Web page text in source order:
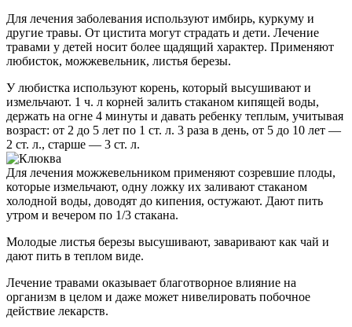
Для лечения заболевания используют имбирь, куркуму и
другие травы. От цистита могут страдать и дети. Лечение
травами у детей носит более щадящий характер. Применяют
любисток, можжевельник, листья березы.
У любистка используют корень, который высушивают и
измельчают. 1 ч. л корней залить стаканом кипящей воды,
держать на огне 4 минуты и давать ребенку теплым, учитывая
возраст: от 2 до 5 лет по 1 ст. л. 3 раза в день, от 5 до 10 лет —
2 ст. л., старше — 3 ст. л.
Для лечения можжевельником применяют созревшие плоды,
которые измельчают, одну ложку их заливают стаканом
холодной воды, доводят до кипения, остужают. Дают пить
утром и вечером по 1/3 стакана.
Молодые листья березы высушивают, заваривают как чай и
дают пить в теплом виде.
Лечение травами оказывает благотворное влияние на
организм в целом и даже может нивелировать побочное
действие лекарств.